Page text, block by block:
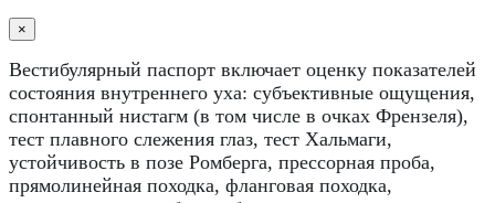
×
Вестибулярный паспорт включает оценку показателей
состояния внутреннего уха: субъективные ощущения,
спонтанный нистагм (в том числе в очках Френзеля),
тест плавного слежения глаз, тест Хальмаги,
устойчивость в позе Ромберга, прессорная проба,
прямолинейная походка, фланговая походка,